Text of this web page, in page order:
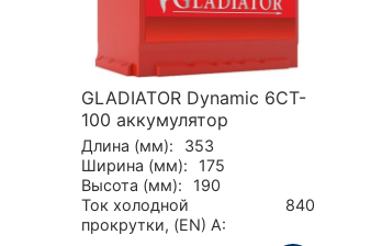
GLADIATOR Dynamic 6CT-
100 аккумулятор
Длина (мм):
353
Ширина (мм):
175
Высота (мм):
190
Ток холодной
прокрутки, (EN) А:
840